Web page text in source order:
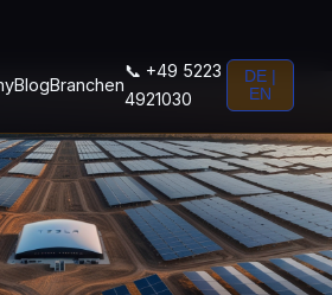
BlogBranchen
📞 +49 5223
4921030
DE |
EN